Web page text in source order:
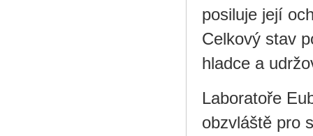
posiluje její
Celkový stav
hladce a
Laboratoře
obzvláště pro